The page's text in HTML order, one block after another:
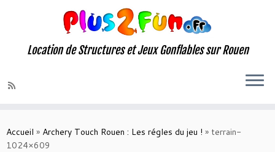
to
content
Location de Structures et Jeux Gonflables sur Rouen
Accueil » Archery Touch Rouen : Les régles du jeu ! » terrain-
1024×609